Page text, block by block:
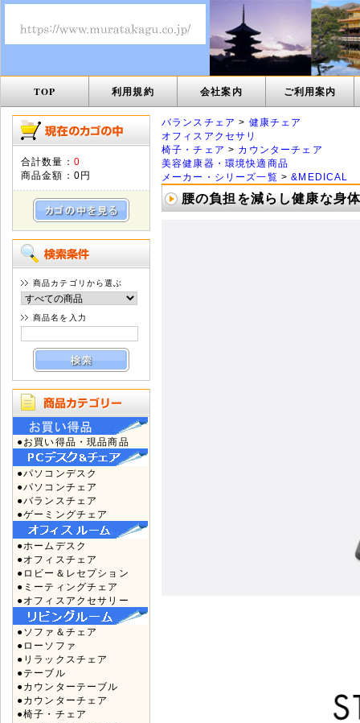
TOP 利用規約 会社案内 ご利用案内
合計数量： 0
商品金額： 0円
商品カテゴリから選ぶ
商品名を入力
●お買い得品・現品商品
●パソコンデスク
●パソコンチェア
●バランスチェア
●ゲーミングチェア
●ホームデスク
●オフィスチェア
●ロビー＆レセプション
●ミーティングチェア
●オフィスアクセサリー
●ソファ＆チェア
●ローソファ
●リラックスチェア
●テーブル
●カウンターテーブル
●カウンターチェア
●椅子・チェア
バランスチェア > 健康チェア
オフィスアクセサリ
椅子・チェア > カウンターチェア
美容健康器・環境快適商品
メーカー・シリーズ一覧 >&MEDICAL
腰の負担を減らし健康な身